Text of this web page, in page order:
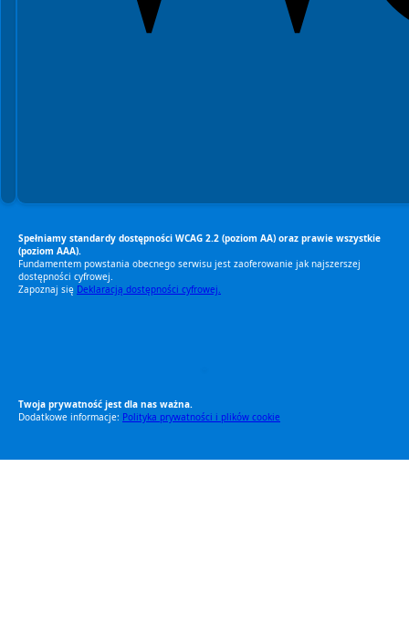
Spełniamy standardy dostępności WCAG 2.2 (poziom AA) oraz prawie wszystkie
(poziom AAA).
Fundamentem powstania obecnego serwisu jest zaoferowanie jak najszerszej
dostępności cyfrowej.
Zapoznaj się Deklaracją dostępności cyfrowej.
Twoja prywatność jest dla nas ważna.
Dodatkowe informacje: Polityka prywatności i plików cookie